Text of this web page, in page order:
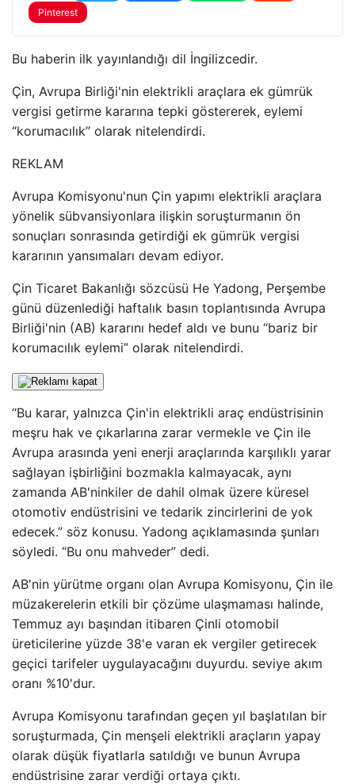
Pinterest
Bu haberin ilk yayınlandığı dil İngilizcedir.
Çin, Avrupa Birliği'nin elektrikli araçlara ek gümrük
vergisi getirme kararına tepki göstererek, eylemi
“korumacılık” olarak nitelendirdi.
REKLAM
Avrupa Komisyonu'nun Çin yapımı elektrikli araçlara
yönelik sübvansiyonlara ilişkin soruşturmanın ön
sonuçları sonrasında getirdiği ek gümrük vergisi
kararının yansımaları devam ediyor.
Çin Ticaret Bakanlığı sözcüsü He Yadong, Perşembe
günü düzenlediği haftalık basın toplantısında Avrupa
Birliği'nin (AB) kararını hedef aldı ve bunu “bariz bir
korumacılık eylemi” olarak nitelendirdi.
“Bu karar, yalnızca Çin'in elektrikli araç endüstrisinin
meşru hak ve çıkarlarına zarar vermekle ve Çin ile
Avrupa arasında yeni enerji araçlarında karşılıklı yarar
sağlayan işbirliğini bozmakla kalmayacak, aynı
zamanda AB'ninkiler de dahil olmak üzere küresel
otomotiv endüstrisini ve tedarik zincirlerini de yok
edecek.” söz konusu. Yadong açıklamasında şunları
söyledi. “Bu onu mahveder” dedi.
AB'nin yürütme organı olan Avrupa Komisyonu, Çin ile
müzakerelerin etkili bir çözüme ulaşmaması halinde,
Temmuz ayı başından itibaren Çinli otomobil
üreticilerine yüzde 38'e varan ek vergiler getirecek
geçici tarifeler uygulayacağını duyurdu. seviye akım
oranı %10'dur.
Avrupa Komisyonu tarafından geçen yıl başlatılan bir
soruşturmada, Çin menşeli elektrikli araçların yapay
olarak düşük fiyatlarla satıldığı ve bunun Avrupa
endüstrisine zarar verdiği ortaya çıktı.